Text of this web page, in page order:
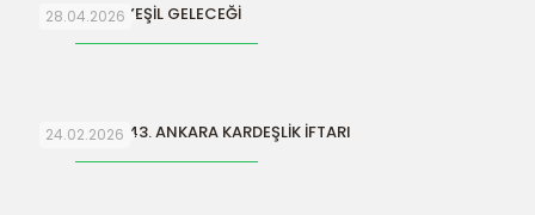
28.04.2026
SURİYE’NİN YEŞİL GELECEĞİ
24.02.2026
ORFAMDER 43. ANKARA KARDEŞLİK İFTARI